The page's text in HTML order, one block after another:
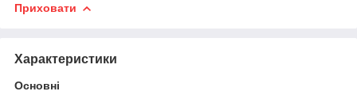
Приховати
Характеристики
Основні